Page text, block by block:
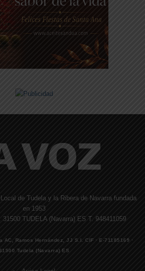
de Tudela y la Ribera de Navarra fundada
en 1953
TUDELA (Navarra) ES T. 948411059
Ramos Hernández, JJ S.I. CIF · E-71185169 ·
Tudela (Navarra) ES